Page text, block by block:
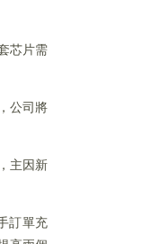
芯片需
公司將
主因新
訂單充